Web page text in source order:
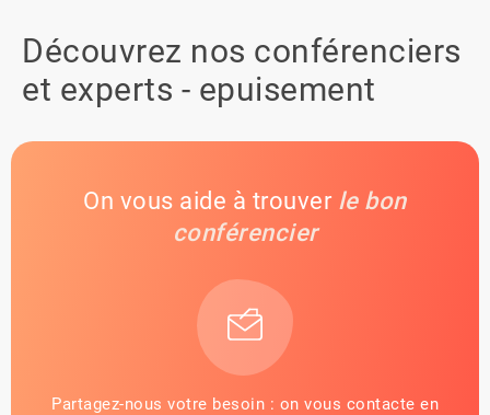
Découvrez nos conférenciers
et experts - epuisement
On vous aide à trouver le bon
conférencier
Partagez-nous votre besoin : on vous contacte en